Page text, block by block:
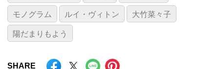
モノグラム ルイ・ヴィトン 大竹菜々子
陽だまりもよう
SHARE